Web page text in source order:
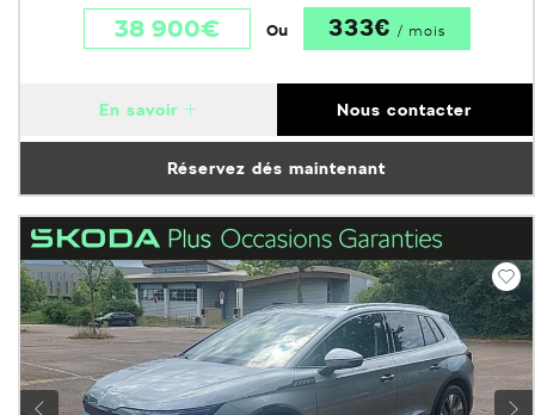
38 900€ Ou 333€ / mois
Réservez dés maintenant
En savoir Nous contacter